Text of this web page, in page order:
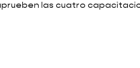
las cuatro